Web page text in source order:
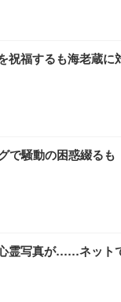
祝福するも海老蔵
で騒動の困惑綴るも
霊写真が……ネット